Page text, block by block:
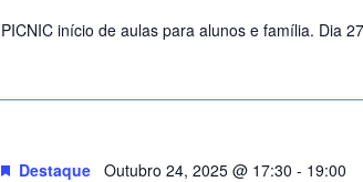
PICNIC início de aulas para alunos e família. Dia
Destaque Outubro 24, 2025 @ 17:30 - 19:00